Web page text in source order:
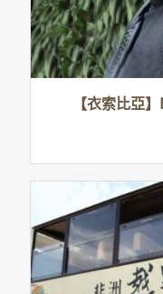
【衣索比亞